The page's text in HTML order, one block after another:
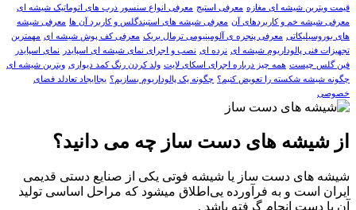
قيمت ویترین شیشه ای مغازه معرفی استیج معرفی انواع سنسور درب های اتوماتیک شیشه ای
معرفی شیشه خم و کاربردهای آن معرفی شیشه های استیندگلس و کاربرد آن ها
معرفی شیشه‌
های بوروسیلیکاتی معرفی پنجره ی آلومینیومی ترمال بریک معرفی کف پوش شیشه ای مهمترین
تجهیزات فنی پالوداریوم شیشه ای نرده ای نصب و اجرای نمای شیشه ای اسپایدر
نمای اسپایدر
فین گلس چیست همه چیز درباره اجرای اسکای لایت ولد کردن رنگ کمد دیواری ویترین شیشه ای
چگونه شیشه شکسته را تعویض کنیم؟ چگونه یک پالوداریوم بسازیم؟ یجاایجاد تعادلد فضای
خصوصی
از شیشه های دست ساز چه می دانید؟
شیشه های دست ساز یا شیشه فوتی‌ یکی از صنایع‌ دستی قدیمی
ایران است‌ و به‌ فرآورده‌ یی‌‌اطلاق میشود که‌ مراحل‌ اساسی‌ تولید
آن با دست‌ انجام گرفته باشد .‌